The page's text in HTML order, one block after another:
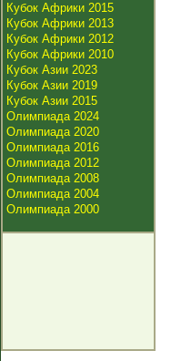
Кубок Африки 2015
Кубок Африки 2013
Кубок Африки 2012
Кубок Африки 2010
Кубок Азии 2023
Кубок Азии 2019
Кубок Азии 2015
Олимпиада 2024
Олимпиада 2020
Олимпиада 2016
Олимпиада 2012
Олимпиада 2008
Олимпиада 2004
Олимпиада 2000